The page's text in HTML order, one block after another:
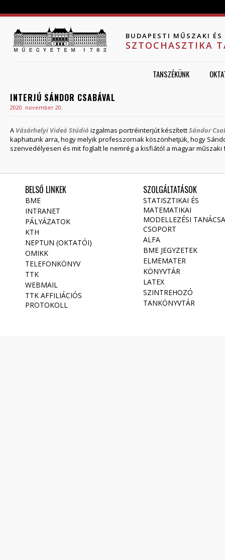
BUDAPESTI MŰSZAKI
SZTOCHASZTIKA
TANSZÉKÜNK
INTERJÚ SÁNDOR CSABÁVAL
2020. november 20.
A Vásárhelyi Videó Stúdió izgalmas portréinterjút készítettSándor
kaphatunk arra, hogy melyik professzornak köszönhetjük, hogy
szenvedélyesen és mit foglalt le nemrég a kisfiától a magyar
BELSŐ LINKEK
BME
INTRANET
PÁLYÁZATOK
KTH
NEPTUN (OKTATÓI)
OMIKK
TELEFONKÖNYV
TTK
WEBMAIL
TTK AFFILIÁCIÓS
PROTOKOLL
SZOLGÁLTATÁSOK
STATISZTIKAI ÉS
MATEMATIKAI
MODELLEZÉSI
CSOPORT
ALFA
BME JEGYZETEK
ELMEMATER
KÖNYVTÁR
LATEX
SZINTREHOZÓ
TANKÖNYVTÁR